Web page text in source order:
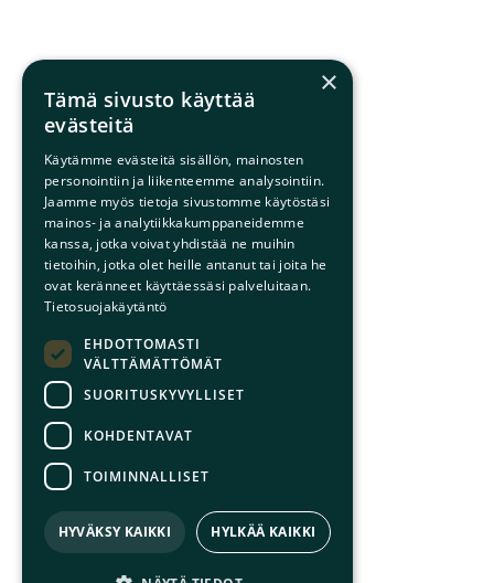
×
Tämä sivusto käyttää
evästeitä
Käytämme evästeitä sisällön, mainosten
personointiin ja liikenteemme analysointiin.
Jaamme myös tietoja sivustomme käytöstäsi
mainos- ja analytiikkakumppaneidemme
kanssa, jotka voivat yhdistää ne muihin
tietoihin, jotka olet heille antanut tai joita he
ovat keränneet käyttäessäsi palveluitaan.
Tietosuojakäytäntö
EHDOTTOMASTI
VÄLTTÄMÄTTÖMÄT
SUORITUSKYVYLLISET
KOHDENTAVAT
TOIMINNALLISET
HYVÄKSY KAIKKI HYLKÄÄ KAIKKI